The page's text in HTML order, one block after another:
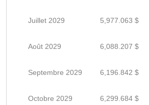
Juillet 2029 5,977.063 $
Août 2029 6,088.207 $
Septembre 2029 6,196.842 $
Octobre 2029 6,299.684 $